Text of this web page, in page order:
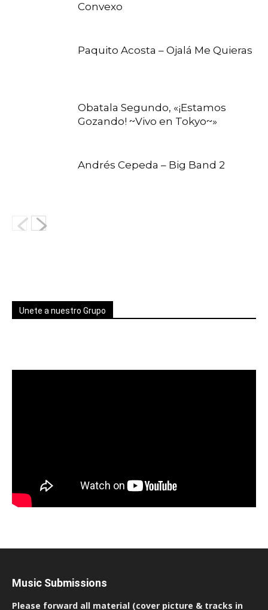
Convexo
Paquito Acosta – Ojalá Me Quieras
Obatala Segundo, «¡Estamos
Gozando! ~Vivo en Tokyo~»
Andrés Cepeda – Big Band 2
Unete a nuestro Grupo
Music Submissions
Please forward all material (cover picture & tracks in